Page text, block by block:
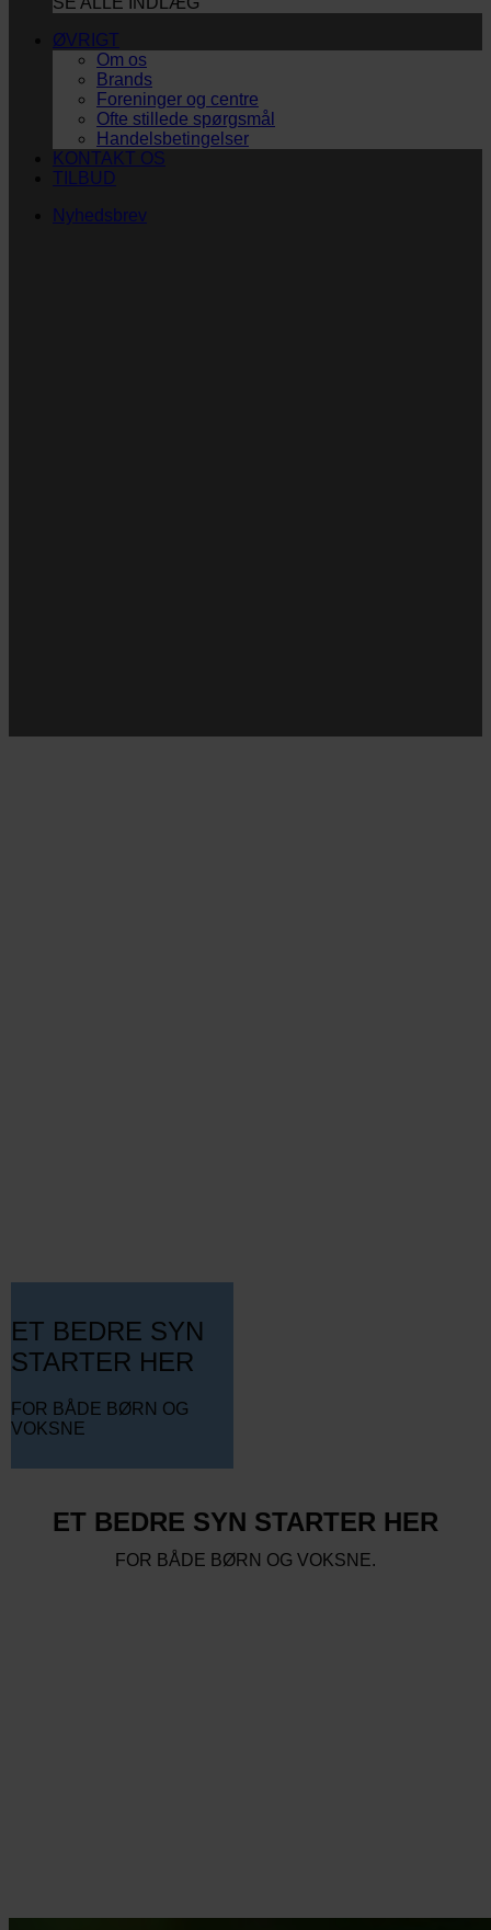
ØVRIGT
Om os
Brands
Foreninger og centre
Ofte stillede spørgsmål
Handelsbetingelser
KONTAKT OS
TILBUD
Nyhedsbrev
ET BEDRE SYN
STARTER HER
FOR BÅDE BØRN OG
VOKSNE
ET BEDRE SYN STARTER HER
FOR BÅDE BØRN OG VOKSNE.